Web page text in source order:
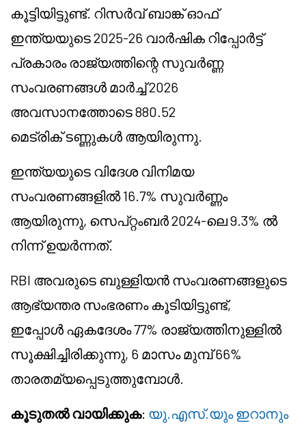
കൂട്ടിയിട്ടുണ്ട്. റിസർവ് ബാങ്ക് ഓഫ്
ഇന്ത്യയുടെ 2025-26 വാർഷിക റിപ്പോർട്ട്
പ്രകാരം രാജ്യത്തിന്റെ സുവർണ്ണ
സംവരണങ്ങൾ മാർച്ച് 2026
അവസാനത്തോടെ 880.52
മെട്രിക് ടണ്ണുകൾ ആയിരുന്നു.
ഇന്ത്യയുടെ വിദേശ വിനിമയ
സംവരണങ്ങളിൽ 16.7% സുവർണ്ണം
ആയിരുന്നു, സെപ്റ്റംബർ 2024-ലെ 9.3% ൽ
നിന്ന് ഉയർന്നത്.
RBI അവരുടെ ബുള്ളിയൻ സംവരണങ്ങളുടെ
ആഭ്യന്തര സംഭരണം കൂടിയിട്ടുണ്ട്,
ഇപ്പോൾ ഏകദേശം 77% രാജ്യത്തിനുള്ളിൽ
സൂക്ഷിച്ചിരിക്കുന്നു, 6 മാസം മുമ്പ് 66%
താരതമ്യപ്പെടുത്തുമ്പോൾ.
കൂടുതൽ വായിക്കുക: യു.എസ്.യും ഇറാനും